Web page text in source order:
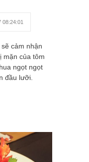
08:24:01
cảm nhận
mặn của tôm
ngọt ngọt
đầu lưỡi.